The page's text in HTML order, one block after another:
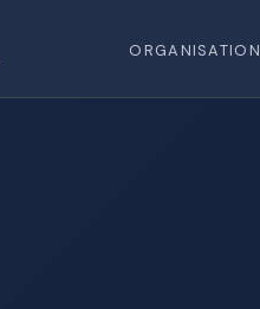
ORGANISATION